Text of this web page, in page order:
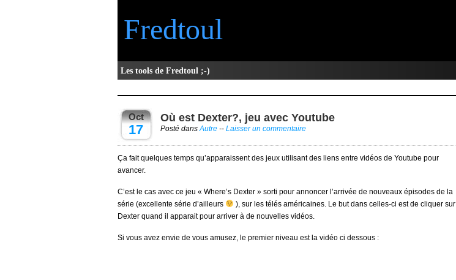
Fredtoul
Les tools de Fredtoul ;-)
Oct
17
Où est Dexter?, jeu avec Youtube
Posté dansAutre -- Laisser un commentaire
Ça fait quelques temps qu’apparaissent des jeux utilisant des liens entre vidéos de Youtube pour
avancer.
C’est le cas avec ce jeu « Where’s Dexter » sorti pour annoncer l’arrivée de nouveaux épisodes de la
série (excellente série d’ailleurs
), sur les télés américaines. Le but dans celles-ci est de cliquer sur
Dexter quand il apparait pour arriver à de nouvelles vidéos.
Si vous avez envie de vous amusez, le premier niveau est la vidéo ci dessous :